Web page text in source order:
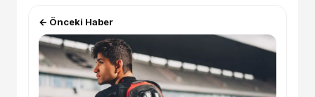
← Önceki Haber